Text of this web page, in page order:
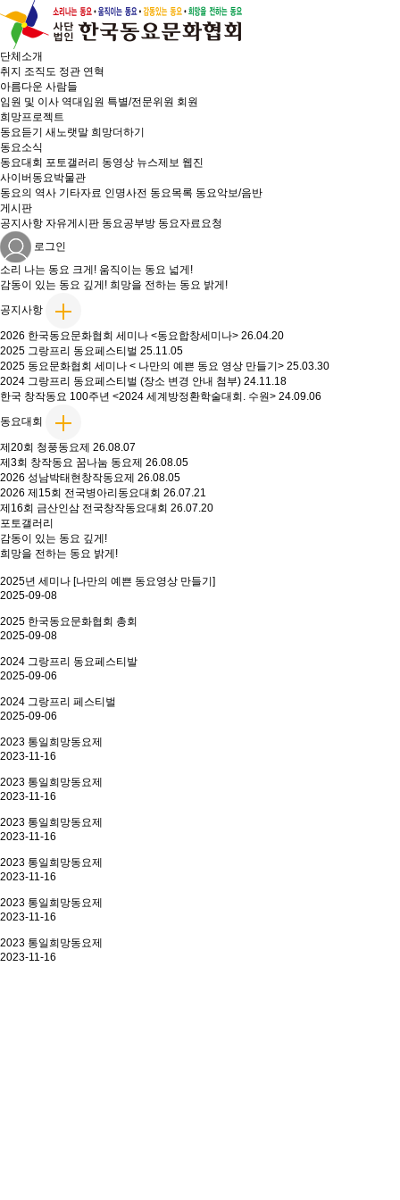
단체소개
취지 조직도 정관 연혁
아름다운 사람들
임원 및 이사 역대임원 특별/전문위원 회원
희망프로젝트
동요듣기 새노랫말 희망더하기
동요소식
동요대회 포토갤러리 동영상 뉴스제보 웹진
사이버동요박물관
동요의 역사 기타자료 인명사전 동요목록 동요악보/음반
게시판
공지사항 자유게시판 동요공부방 동요자료요청
로그인
소리 나는 동요 크게! 움직이는 동요 넓게!
감동이 있는 동요 깊게! 희망을 전하는 동요 밝게!
공지사항
2026 한국동요문화협회 세미나 <동요합창세미나> 26.04.20
2025 그랑프리 동요페스티벌 25.11.05
2025 동요문화협회 세미나 < 나만의 예쁜 동요 영상 만들기> 25.03.30
2024 그랑프리 동요페스티벌 (장소 변경 안내 첨부) 24.11.18
한국 창작동요 100주년 <2024 세계방정환학술대회. 수원> 24.09.06
동요대회
제20회 청풍동요제 26.08.07
제3회 창작동요 꿈나눔 동요제 26.08.05
2026 성남박태현창작동요제 26.08.05
2026 제15회 전국병아리동요대회 26.07.21
제16회 금산인삼 전국창작동요대회 26.07.20
포토갤러리
감동이 있는 동요 깊게!
희망을 전하는 동요 밝게!
2025년 세미나 [나만의 예쁜 동요영상 만들기]
2025-09-08
2025 한국동요문화협회 총회
2025-09-08
2024 그랑프리 동요페스티발
2025-09-06
2024 그랑프리 페스티벌
2025-09-06
2023 통일희망동요제
2023-11-16
2023 통일희망동요제
2023-11-16
2023 통일희망동요제
2023-11-16
2023 통일희망동요제
2023-11-16
2023 통일희망동요제
2023-11-16
2023 통일희망동요제
2023-11-16